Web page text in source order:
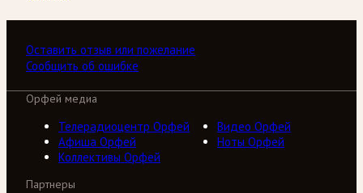
Оставить отзыв или пожелание
Сообщить об ошибке
Орфей медиа
Телерадиоцентр Орфей
Видео Орфей
Афиша Орфей
Ноты Орфей
Коллективы Орфей
Партнеры